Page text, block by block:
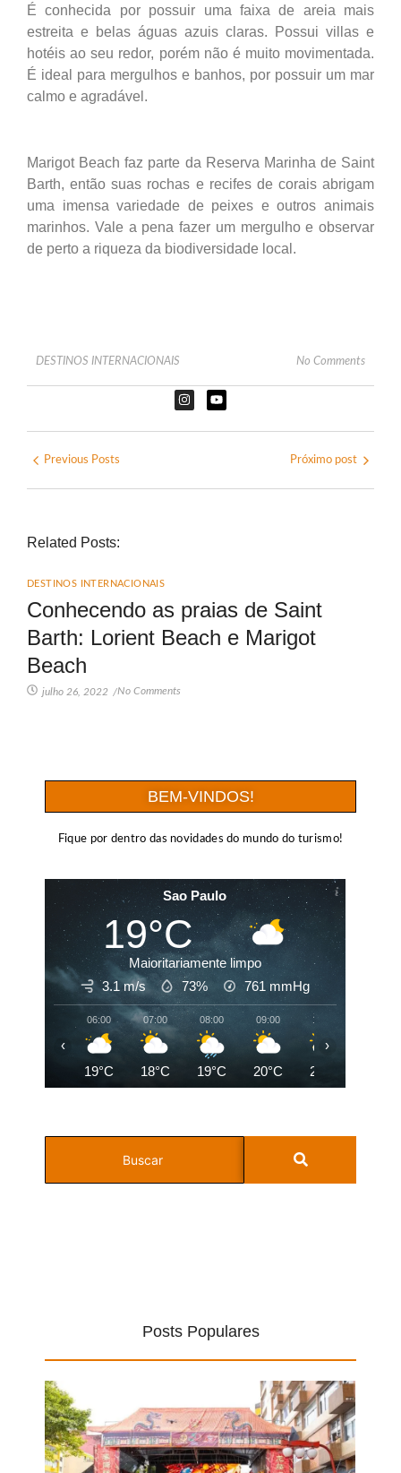
É conhecida por possuir uma faixa de areia mais
estreita e belas águas azuis claras. Possui villas e
hotéis ao seu redor, porém não é muito movimentada.
É ideal para mergulhos e banhos, por possuir um mar
calmo e agradável.
Marigot Beach faz parte da Reserva Marinha de Saint
Barth, então suas rochas e recifes de corais abrigam
uma imensa variedade de peixes e outros animais
marinhos. Vale a pena fazer um mergulho e observar
de perto a riqueza da biodiversidade local.
DESTINOS INTERNACIONAIS No Comments
Previous Posts Próximo post
Related Posts:
DESTINOS INTERNACIONAIS
Conhecendo as praias de Saint
Barth: Lorient Beach e Marigot
Beach
julho 26, 2022 /No Comments
BEM-VINDOS!
Fique por dentro das novidades do mundo do turismo!
Sao Paulo
19°C
Maioritariamente limpo
3.1 m/s
73% 761 mmHg
06:00
19°C
07:00
18°C
08:00
19°C
09:00
20°C
10:00
22°C
‹ ›
Posts Populares